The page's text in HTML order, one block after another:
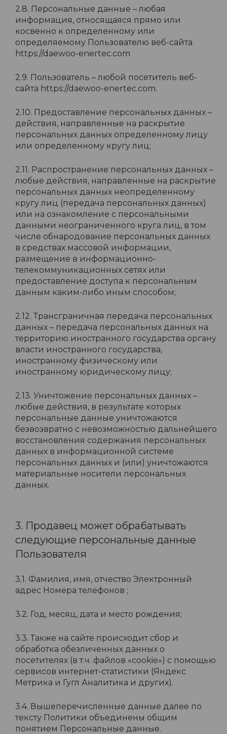
2.8. Персональные данные – любая
информация, относящаяся прямо или
косвенно к определенному или
определяемому Пользователю веб-сайта
https://daewoo-enertec.com
2.9. Пользователь – любой посетитель веб-
сайта https://daewoo-enertec.com.
2.10. Предоставление персональных данных –
действия, направленные на раскрытие
персональных данных определенному лицу
или определенному кругу лиц;
2.11. Распространение персональных данных –
любые действия, направленные на раскрытие
персональных данных неопределенному
кругу лиц (передача персональных данных)
или на ознакомление с персональными
данными неограниченного круга лиц, в том
числе обнародование персональных данных
в средствах массовой информации,
размещение в информационно-
телекоммуникационных сетях или
предоставление доступа к персональным
данным каким-либо иным способом;
2.12. Трансграничная передача персональных
данных – передача персональных данных на
территорию иностранного государства органу
власти иностранного государства,
иностранному физическому или
иностранному юридическому лицу;
2.13. Уничтожение персональных данных –
любые действия, в результате которых
персональные данные уничтожаются
безвозвратно с невозможностью дальнейшего
восстановления содержания персональных
данных в информационной системе
персональных данных и (или) уничтожаются
материальные носители персональных
данных.
3. Продавец может обрабатывать
следующие персональные данные
Пользователя
3.1. Фамилия, имя, отчество Электронный
адрес Номера телефонов ;
3.2. Год, месяц, дата и место рождения;
3.3. Также на сайте происходит сбор и
обработка обезличенных данных о
посетителях (в т.ч. файлов «cookie») с помощью
сервисов интернет-статистики (Яндекс
Метрика и Гугл Аналитика и других).
3.4. Вышеперечисленные данные далее по
тексту Политики объединены общим
понятием Персональные данные.